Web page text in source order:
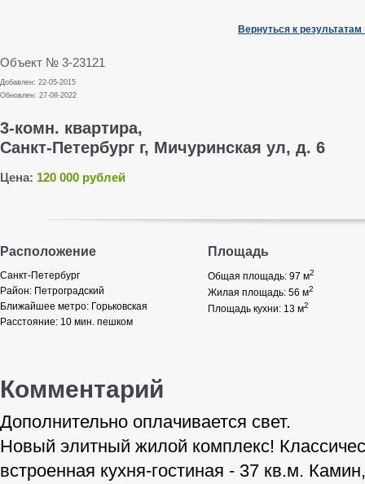
Вернуться к результатам
Объект № 3-23121
Добавлен: 22-05-2015
Обновлен: 27-08-2022
3-комн. квартира,
Санкт-Петербург г, Мичуринская ул, д. 6
Цена: 120 000 рублей
Расположение
Санкт-Петербург
Район: Петроградский
Ближайшее метро: Горьковская
Расстояние: 10 мин. пешком
Площадь
Общая площадь: 97 м2
Жилая площадь: 56 м2
Площадь кухни: 13 м2
Комментарий
Дополнительно оплачивается свет.
Новый элитный жилой комплекс!
встроенная кухня-гостиная - 37 кв.м.